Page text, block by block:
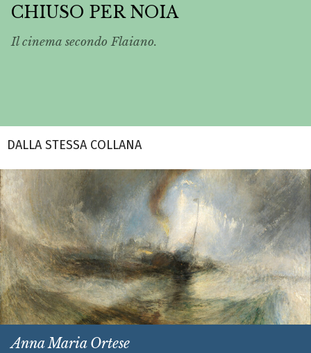
CHIUSO PER NOIA
Il cinema secondo Flaiano.
DALLA STESSA COLLANA
Anna Maria Ortese